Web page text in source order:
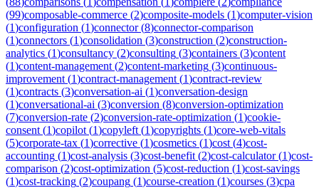
(99)composable-commerce (2)composite-models (1)computer-vision
(1)configuration (1)connector(8)connector-comparison
(1)connectors (1)consolidation (3)construction (2)construction-
analytics (1)consultancy (2)consulting (3)containers (3)content
(1)content-management (2)content-marketing (3)continuous-
improvement (1)contract-management (1)contract-review
(1)contracts (3)conversation-ai (1)conversation-design
(1)conversational-ai (3)conversion (8)conversion-optimization
(7)conversion-rate (2)conversion-rate-optimization (1)cookie-
consent (1)copilot (1)copyleft (1)copyrights (1)core-web-vitals
(5)corporate-tax (1)corrective (1)cosmetics (1)cost (4)cost-
accounting (1)cost-analysis (3)cost-benefit (2)cost-calculator(1)cost-
comparison (2)cost-optimization (5)cost-reduction (1)cost-savings
(1)cost-tracking (2)coupang (1)course-creation (1)courses (3)cpa